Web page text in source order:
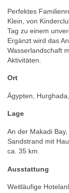
Perfektes
Klein, von
Tag zu einem
Ergänzt wird das
Wasserlandschaft
Aktivitäten.
Ort
Ägypten,
Lage
An der Makadi
Sandstrand mit
ca. 35 km.
Ausstattung
Weitläufige